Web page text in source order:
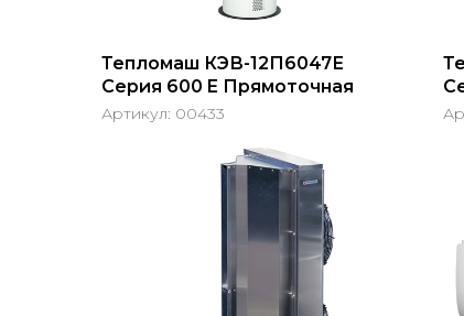
Тепломаш КЭВ-12П6047Е
Серия 600 E Прямоточная
Артикул: 00433